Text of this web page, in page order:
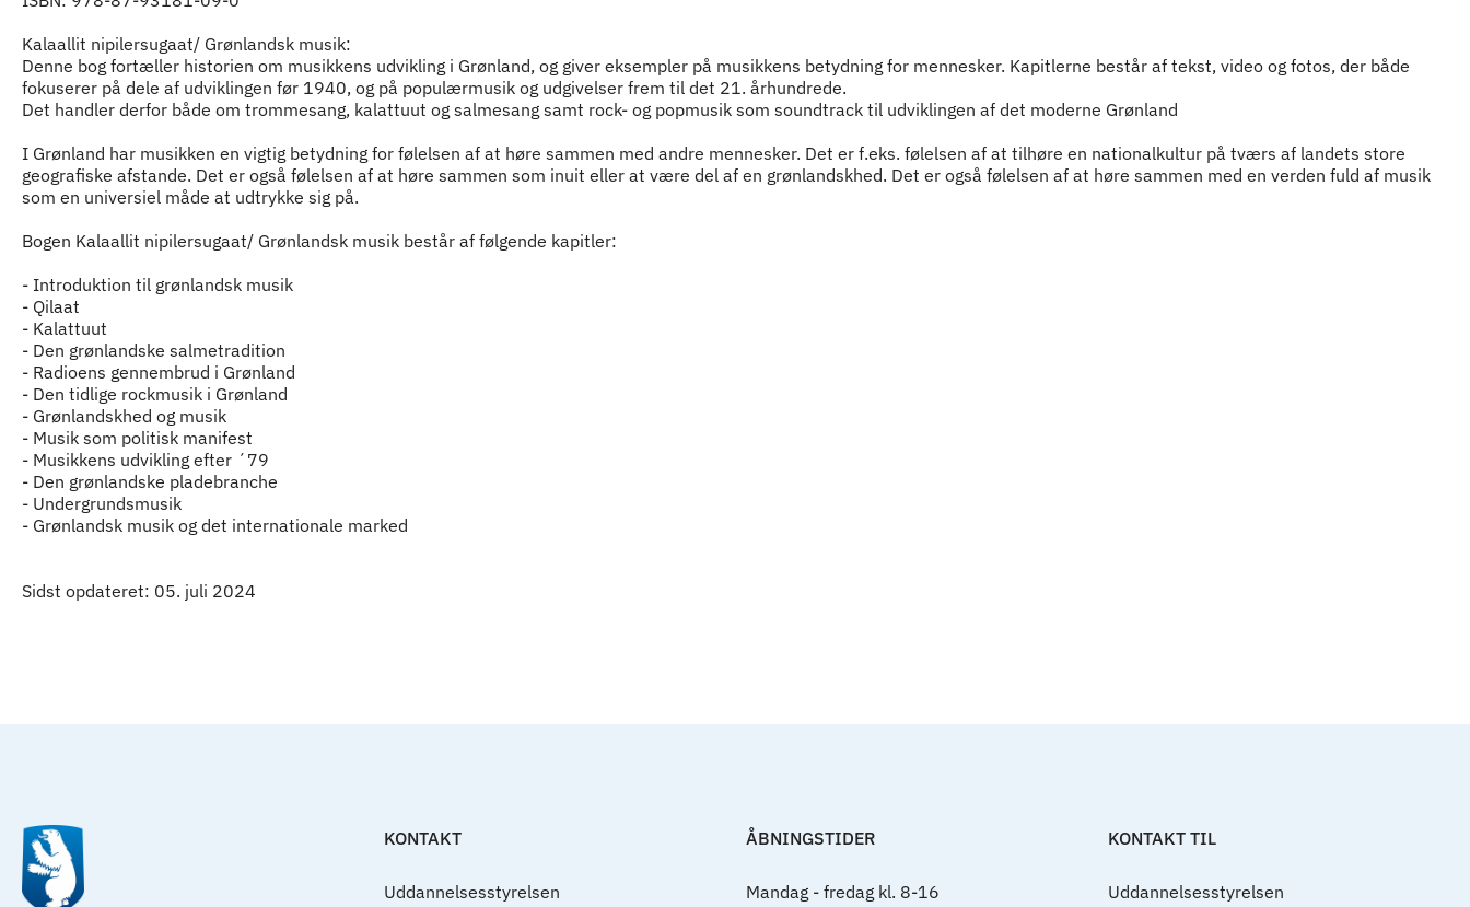
Kalaallit nipilersugaat/ Grønlandsk musik:
Denne bog fortæller historien om musikkens udvikling i Grønland, og giver eksempler på musikkens betydning for mennesker. Kapitlerne består af tekst, video og fotos, der både
fokuserer på dele af udviklingen før 1940, og på populærmusik og udgivelser frem til det 21. århundrede.
Det handler derfor både om trommesang, kalattuut og salmesang samt rock- og popmusik som soundtrack til udviklingen af det moderne Grønland
I Grønland har musikken en vigtig betydning for følelsen af at høre sammen med andre mennesker. Det er f.eks. følelsen af at tilhøre en nationalkultur på tværs af landets store
geografiske afstande. Det er også følelsen af at høre sammen som inuit eller at være del af en grønlandskhed. Det er også følelsen af at høre sammen med en verden fuld af musik
som en universiel måde at udtrykke sig på.
Bogen Kalaallit nipilersugaat/ Grønlandsk musik består af følgende kapitler:
- Introduktion til grønlandsk musik
- Qilaat
- Kalattuut
- Den grønlandske salmetradition
- Radioens gennembrud i Grønland
- Den tidlige rockmusik i Grønland
- Grønlandskhed og musik
- Musik som politisk manifest
- Musikkens udvikling efter ´79
- Den grønlandske pladebranche
- Undergrundsmusik
- Grønlandsk musik og det internationale marked
Sidst opdateret: 05. juli 2024
KONTAKT
Uddannelsesstyrelsen
ÅBNINGSTIDER
Mandag - fredag kl. 8-16
KONTAKT TIL
Uddannelsesstyrelsen